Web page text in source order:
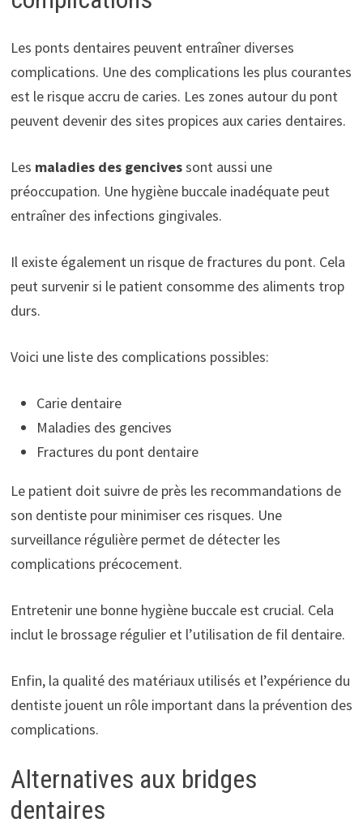
Les ponts dentaires peuvent entraîner diverses
complications. Une des complications les plus courantes
est le risque accru de caries. Les zones autour du pont
peuvent devenir des sites propices aux caries dentaires.
Les maladies des gencivessont aussi une
préoccupation. Une hygiène buccale inadéquate peut
entraîner des infections gingivales.
Il existe également un risque de fractures du pont. Cela
peut survenir si le patient consomme des aliments trop
durs.
Voici une liste des complications possibles:
Carie dentaire
Maladies des gencives
Fractures du pont dentaire
Le patient doit suivre de près les recommandations de
son dentiste pour minimiser ces risques. Une
surveillance régulière permet de détecter les
complications précocement.
Entretenir une bonne hygiène buccale est crucial. Cela
inclut le brossage régulier et l’utilisation de fil dentaire.
Enfin, la qualité des matériaux utilisés et l’expérience du
dentiste jouent un rôle important dans la prévention des
complications.
Alternatives aux bridges
dentaires